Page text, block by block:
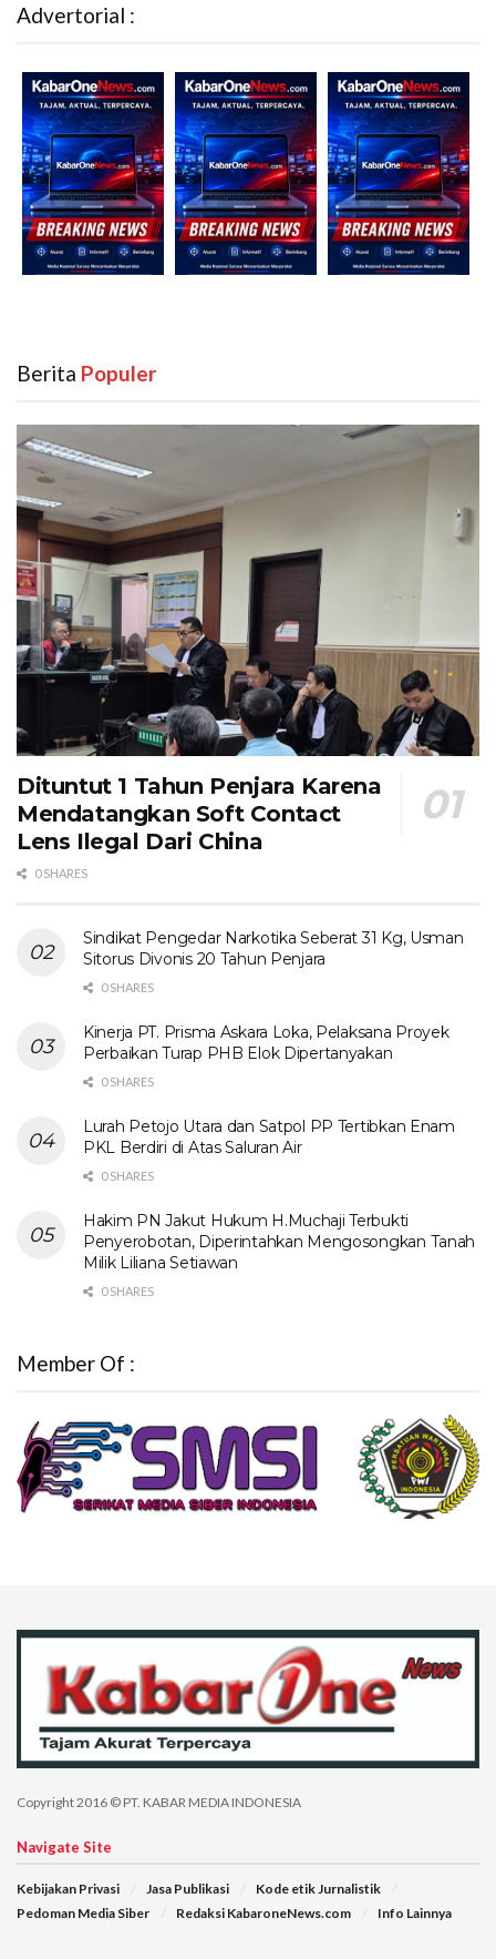
Advertorial :
Berita ‎ Populer
Dituntut 1 Tahun Penjara Karena
Mendatangkan Soft Contact
Lens Ilegal Dari China
0 SHARES
Sindikat Pengedar Narkotika Seberat 31 Kg, Usman
Sitorus Divonis 20 Tahun Penjara
0 SHARES
Kinerja PT. Prisma Askara Loka, Pelaksana Proyek
Perbaikan Turap PHB Elok Dipertanyakan
0 SHARES
Lurah Petojo Utara dan Satpol PP Tertibkan Enam
PKL Berdiri di Atas Saluran Air
0 SHARES
Hakim PN Jakut Hukum H.Muchaji Terbukti
Penyerobotan, Diperintahkan Mengosongkan Tanah
Milik Liliana Setiawan
0 SHARES
Member Of :
Copyright 2016 © PT. KABAR MEDIA INDONESIA
Navigate Site
Kebijakan Privasi Jasa Publikasi
Kode etik Jurnalistik
Pedoman Media Siber
Redaksi KabaroneNews.com Info Lainnya